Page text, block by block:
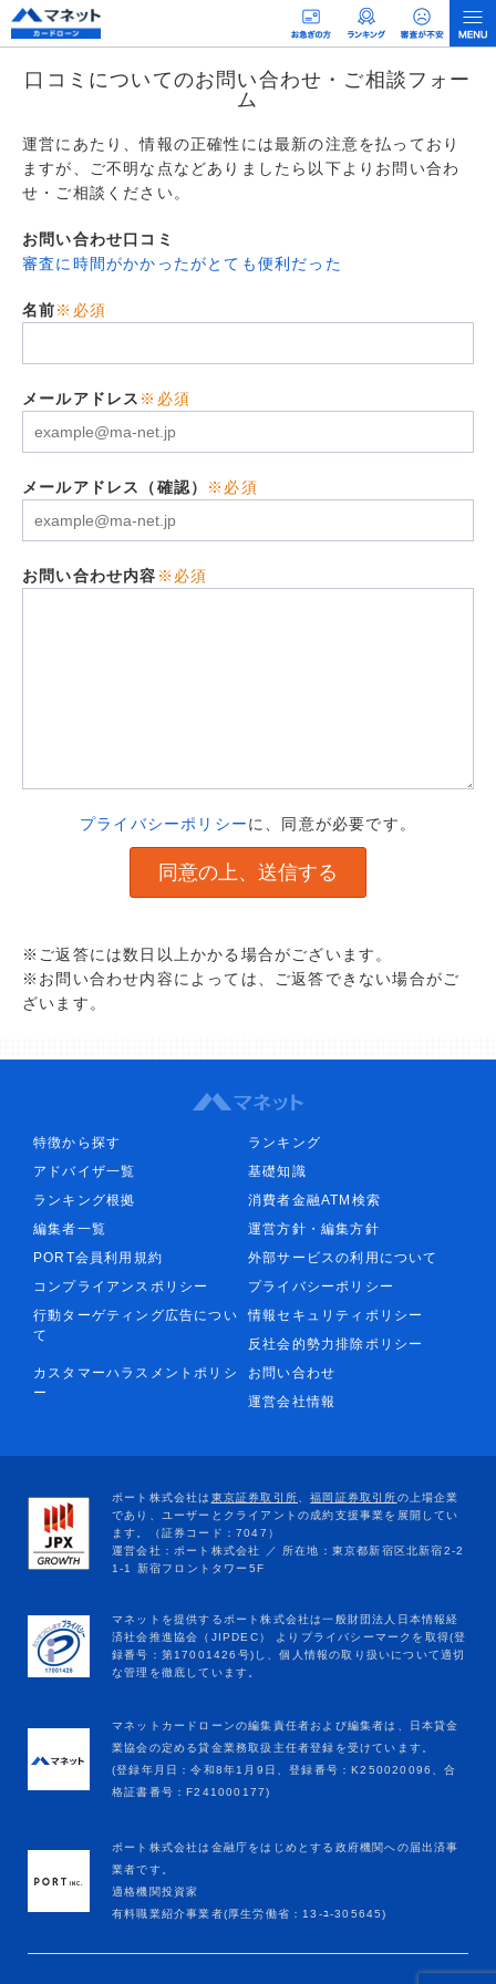
口コミについてのお問い合わせ・ご相談フォー
ム
運営にあたり、情報の正確性には最新の注意を払っており
ますが、ご不明な点などありましたら以下よりお問い合わ
せ・ご相談ください。
お問い合わせ口コミ
審査に時間がかかったがとても便利だった
名前※必須
メールアドレス ※必須
メールアドレス（確認） ※必須
お問い合わせ内容 ※必須
プライバシーポリシーに、同意が必要です。
※ご返答には数日以上かかる場合がございます。
※お問い合わせ内容によっては、ご返答できない場合がご
ざいます。
特徴から探す
ランキング
アドバイザ一覧
基礎知識
ランキング根拠
消費者金融ATM検索
編集者一覧
運営方針・編集方針
PORT会員利用規約
外部サービスの利用について
コンプライアンスポリシー
プライバシーポリシー
行動ターゲティング広告につい
て
情報セキュリティポリシー
反社会的勢力排除ポリシー
カスタマーハラスメントポリシ
ー
お問い合わせ
運営会社情報
マネットカードローンの編集責任者および編集者は、日本貸金
業協会の定める貸金業務取扱主任者登録を受けています。
(登録年月日：令和8年1月9日、登録番号：K250020096、合
格証書番号：F241000177)
ポート株式会社は金融庁をはじめとする政府機関への届出済事
業者です。
適格機関投資家
有料職業紹介事業者(厚生労働省：13-ﾕ-305645)